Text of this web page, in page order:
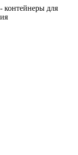
контейнеры для